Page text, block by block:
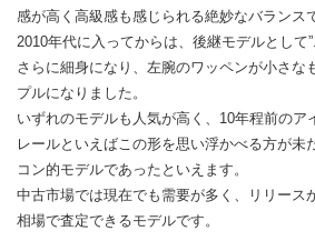
感が高く高級感も感じられる絶妙なバランス
2010年代に入ってからは、後継モデルとして”
さらに細身になり、左腕のワッペンが小さな
プルになりました。
いずれのモデルも人気が高く、10年程前のア
レールといえばこの形を思い浮かべる方が未
コン的モデルであったといえます。
中古市場では現在でも需要が多く、リリース
相場で査定できるモデルです。